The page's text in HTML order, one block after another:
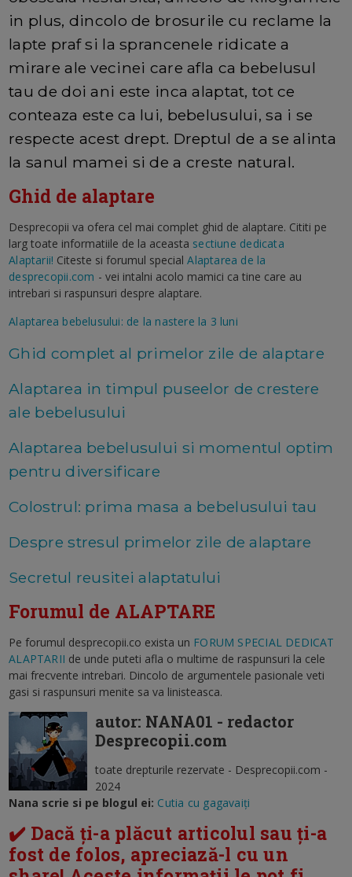
in plus, dincolo de brosurile cu reclame la
lapte praf si la sprancenele ridicate a
mirare ale vecinei care afla ca bebelusul
tau de doi ani este inca alaptat, tot ce
conteaza este ca lui, bebelusului, sa i se
respecte acest drept. Dreptul de a se alinta
la sanul mamei si de a creste natural.
Ghid de alaptare
Desprecopii va ofera cel mai complet ghid de alaptare. Cititi pe
larg toate informatiile de la aceasta sectiune dedicata
Alaptarii! Citeste si forumul special Alaptarea de la
desprecopii.com - vei intalni acolo mamici ca tine care au
intrebari si raspunsuri despre alaptare.
Alaptarea bebelusului: de la nastere la 3 luni
Ghid complet al primelor zile de alaptare
Alaptarea in timpul puseelor de crestere
ale bebelusului
Alaptarea bebelusului si momentul optim
pentru diversificare
Colostrul: prima masa a bebelusului tau
Despre stresul primelor zile de alaptare
Secretul reusitei alaptatului
Forumul de ALAPTARE
Pe forumul desprecopii.co exista un FORUM SPECIAL DEDICAT
ALAPTARII de unde puteti afla o multime de raspunsuri la cele
mai frecvente intrebari. Dincolo de argumentele pasionale veti
gasi si raspunsuri menite sa va linisteasca.
autor: NANA01 - redactor
Desprecopii.com
toate drepturile rezervate - Desprecopii.com -
2024
Nana scrie si pe blogul ei: Cutia cu gagavaiți
✔️ Dacă ți-a plăcut articolul sau ți-a
fost de folos, apreciază-l cu un